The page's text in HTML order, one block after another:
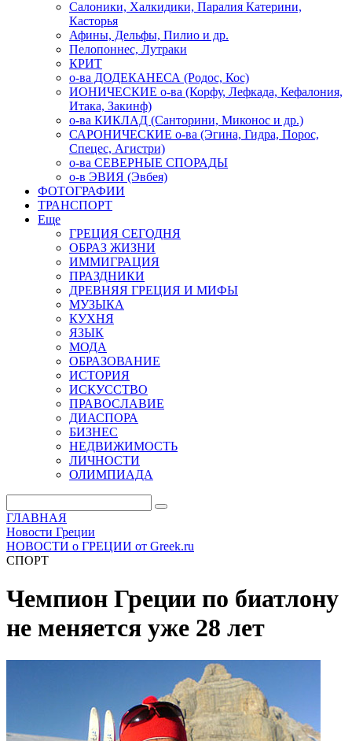
Салоники, Халкидики, Паралия Катерини,
Касторья
Афины, Дельфы, Пилио и др.
Пелопоннес, Лутраки
КРИТ
о-ва ДОДЕКАНЕСА (Родос, Кос)
ИОНИЧЕСКИЕ о-ва (Корфу, Лефкада, Кефалония,
Итака, Закинф)
о-ва КИКЛАД (Санторини, Миконос и др.)
САРОНИЧЕСКИЕ о-ва (Эгина, Гидра, Порос,
Спецес, Агистри)
о-ва СЕВЕРНЫЕ СПОРАДЫ
о-в ЭВИЯ (Эвбея)
ФОТОГРАФИИ
ТРАНСПОРТ
Еще
ГРЕЦИЯ СЕГОДНЯ
ОБРАЗ ЖИЗНИ
ИММИГРАЦИЯ
ПРАЗДНИКИ
ДРЕВНЯЯ ГРЕЦИЯ И МИФЫ
МУЗЫКА
КУХНЯ
ЯЗЫК
МОДА
ОБРАЗОВАНИЕ
ИСТОРИЯ
ИСКУССТВО
ПРАВОСЛАВИЕ
ДИАСПОРА
БИЗНЕС
НЕДВИЖИМОСТЬ
ЛИЧНОСТИ
ОЛИМПИАДА
ГЛАВНАЯ
Новости Греции
НОВОСТИ о ГРЕЦИИ от Greek.ru
СПОРТ
Чемпион Греции по биатлону
не меняется уже 28 лет